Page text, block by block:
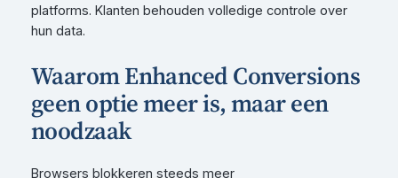
platforms. Klanten behouden volledige controle over
hun data.
Waarom Enhanced Conversions
geen optie meer is, maar een
noodzaak
Browsers blokkeren steeds meer